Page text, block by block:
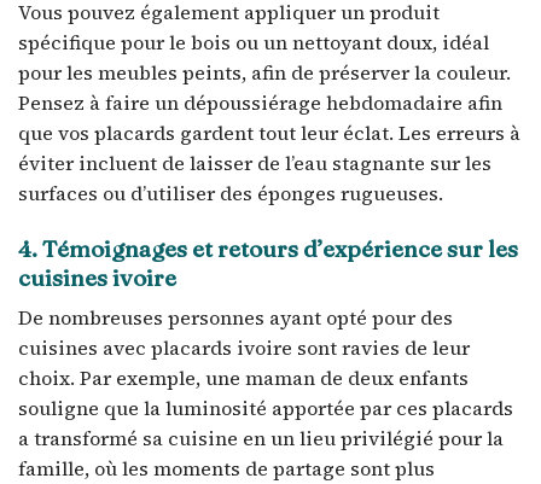
Vous pouvez également appliquer un produit
spécifique pour le bois ou un nettoyant doux, idéal
pour les meubles peints, afin de préserver la couleur.
Pensez à faire un dépoussiérage hebdomadaire afin
que vos placards gardent tout leur éclat. Les erreurs à
éviter incluent de laisser de l’eau stagnante sur les
surfaces ou d’utiliser des éponges rugueuses.
4. Témoignages et retours d’expérience sur les
cuisines ivoire
De nombreuses personnes ayant opté pour des
cuisines avec placards ivoire sont ravies de leur
choix. Par exemple, une maman de deux enfants
souligne que la luminosité apportée par ces placards
a transformé sa cuisine en un lieu privilégié pour la
famille, où les moments de partage sont plus